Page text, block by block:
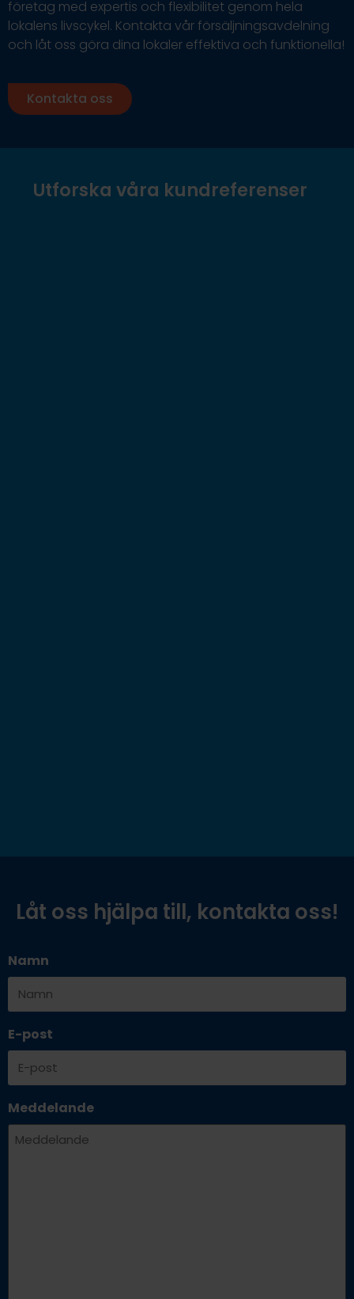
företag med expertis och flexibilitet genom hela
lokalens livscykel. Kontakta vår försäljningsavdelning
och låt oss göra dina lokaler effektiva och funktionella!
Kontakta oss
Utforska våra kundreferenser
Låt oss hjälpa till, kontakta oss!
Namn
E-post
Meddelande